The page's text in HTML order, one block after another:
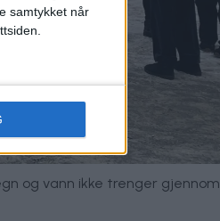
samtykket når
og vann ikke trenger gjennom